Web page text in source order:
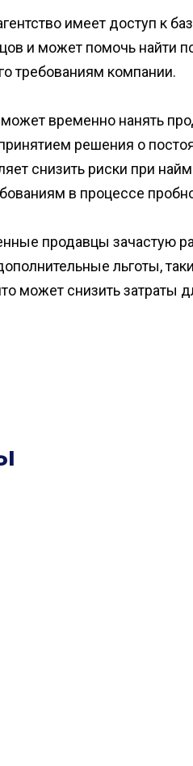
имеет доступ к
и может помочь найти
требованиям компании.
временно нанять
решения о
снизить риски при
в процессе
продавцы зачастую
льготы,
может снизить затраты